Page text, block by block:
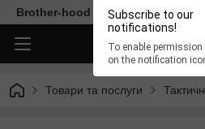
Subscribe to our
notifications!
To enable
on the notification
Brother-hood - Одяг та
Товари та послуги